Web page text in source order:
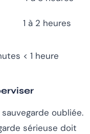
1 à 2 heures
< 1 heure
oubliée.
sérieuse doit